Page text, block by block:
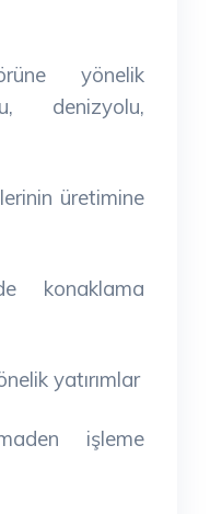
yönelik
denizyolu,
üretimine
konaklama
yatırımlar
işleme